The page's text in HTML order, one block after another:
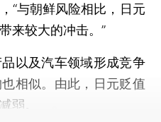
“与朝鲜风险相比，日元
来较大的冲击。”
以及汽车领域形成竞争
相似。由此，日元贬值
弱。